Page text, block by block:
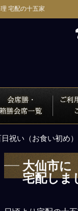
宅配の十五家
全商品一覧
祝い（お食い初め
大仙市に
宅配しま